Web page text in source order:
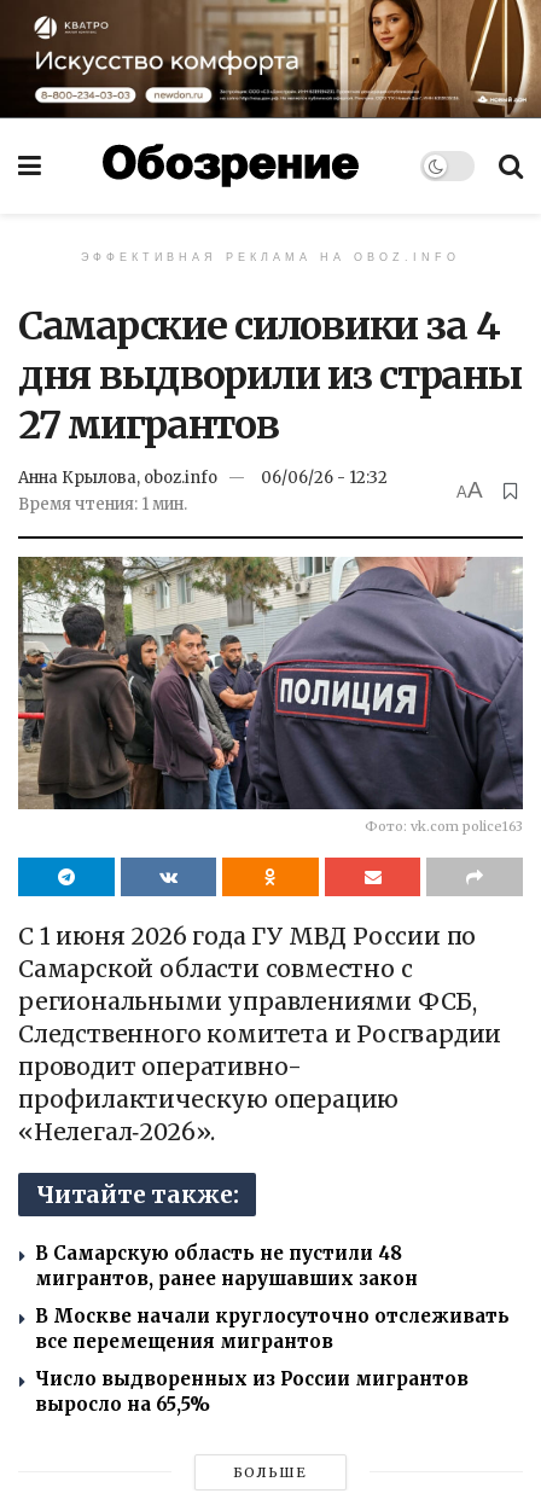
ЭФФЕКТИВНАЯ РЕКЛАМА НА OBOZ.INFO
Самарские силовики за 4
дня выдворили из страны
27 мигрантов
Анна Крылова, oboz.info
06/06/26 - 12:32
Время чтения: 1 мин.
AA
Фото: vk.com police163
С 1 июня 2026 года ГУ МВД России по
Самарской области совместно с
региональными управлениями ФСБ,
Следственного комитета и Росгвардии
проводит оперативно-
профилактическую операцию
«Нелегал‑2026».
Читайте также:
В Самарскую область не пустили 48
мигрантов, ранее нарушавших закон
В Москве начали круглосуточно отслеживать
все перемещения мигрантов
Число выдворенных из России мигрантов
выросло на 65,5%
БОЛЬШЕ